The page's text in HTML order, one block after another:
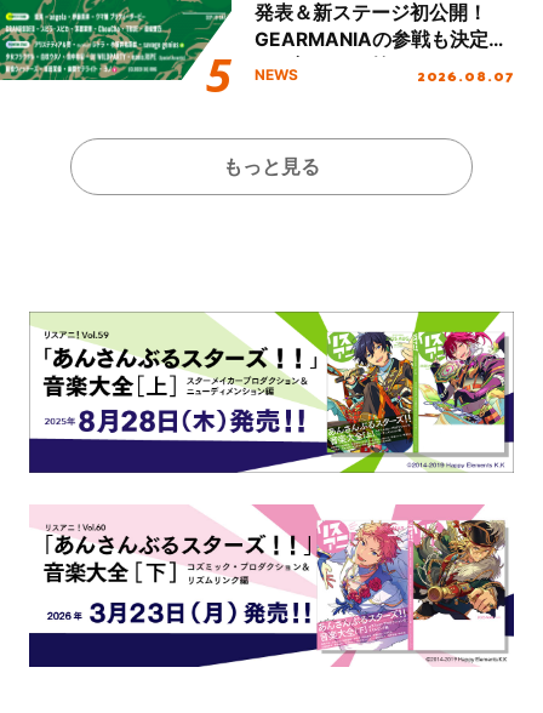
発表＆新ステージ初公開！
GEARMANIAの参戦も決定
し、初となる第3ステージの
NEWS 2026.08.07
もっと見る